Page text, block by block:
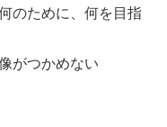
のために、何を目指
がつかめない